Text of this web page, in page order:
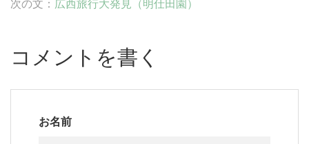
次の文： 広西旅行大発見（明仕田園）
コメントを書く
お名前